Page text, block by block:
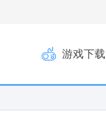
游戏下载